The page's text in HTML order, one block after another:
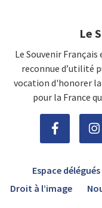
Le
Le Souvenir
reconnue d’utilité
vocation d'honorer
pour la France
Espace délégués
Droit à l’image